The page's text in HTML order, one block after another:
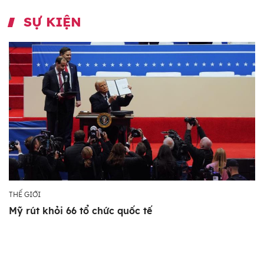
SỰ KIỆN
THẾ GIỚI
Mỹ rút khỏi 66 tổ chức quốc tế